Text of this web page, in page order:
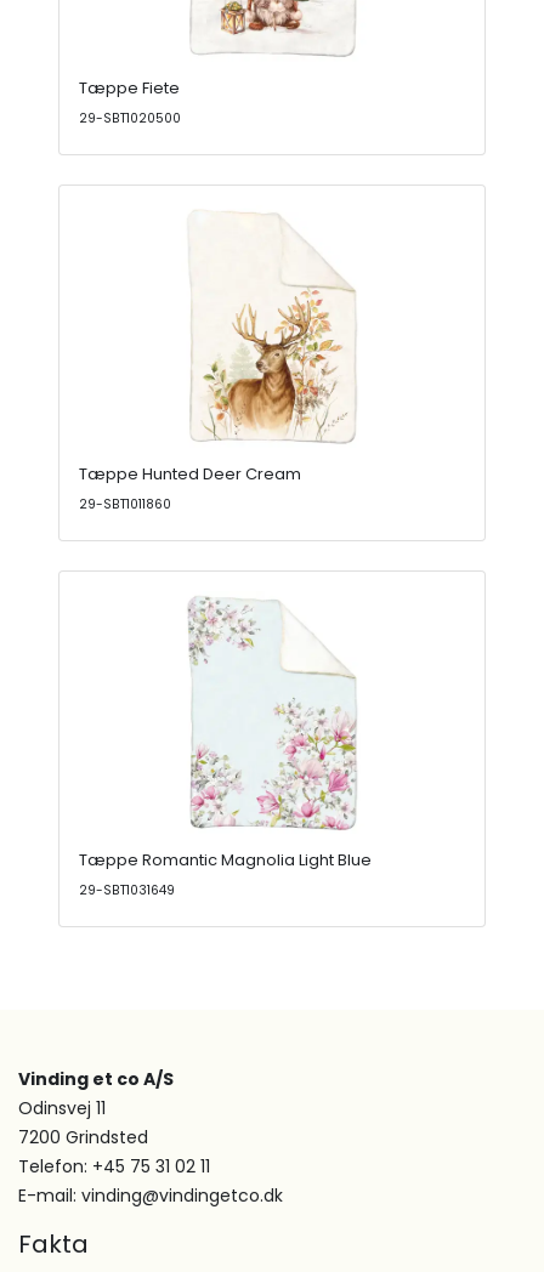
Tæppe Fiete
29-SBT1020500
Tæppe Hunted Deer Cream
29-SBT1011860
Tæppe Romantic Magnolia Light Blue
29-SBT1031649
Vinding et co A/S
Odinsvej 11
7200 Grindsted
Telefon: +45 75 31 02 11
E-mail: vinding@vindingetco.dk
Fakta